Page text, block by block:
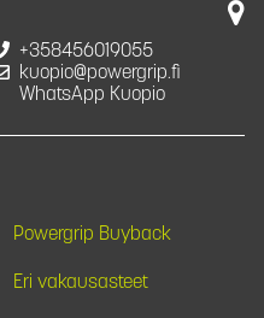
+358456019055
kuopio@powergrip.fi
WhatsApp Kuopio
Powergrip Buyback
Eri vakausasteet